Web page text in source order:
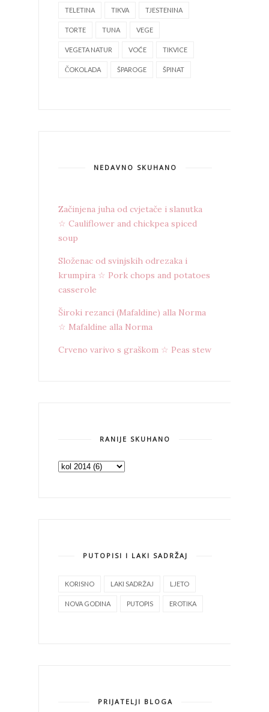
TELETINA TIKVA TJESTENINA
TORTE TUNA VEGE
VEGETA NATUR VOĆE TIKVICE
ČOKOLADA ŠPAROGE ŠPINAT
NEDAVNO SKUHANO
Začinjena juha od cvjetače i slanutka
☆ Cauliflower and chickpea spiced
soup
Složenac od svinjskih odrezaka i
krumpira ☆ Pork chops and potatoes
casserole
Široki rezanci (Mafaldine) alla Norma
☆ Mafaldine alla Norma
Crveno varivo s graškom ☆ Peas stew
RANIJE SKUHANO
PUTOPISI I LAKI SADRŽAJ
KORISNO LAKI SADRŽAJ LJETO
NOVA GODINA PUTOPIS EROTIKA
PRIJATELJI BLOGA